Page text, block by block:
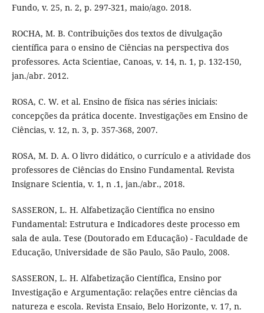
Fundo, v. 25, n. 2, p. 297-321, maio/ago. 2018.
ROCHA, M. B. Contribuições dos textos de divulgação
científica para o ensino de Ciências na perspectiva dos
professores. Acta Scientiae, Canoas, v. 14, n. 1, p. 132-150,
jan./abr. 2012.
ROSA, C. W. et al. Ensino de física nas séries iniciais:
concepções da prática docente. Investigações em Ensino de
Ciências, v. 12, n. 3, p. 357-368, 2007.
ROSA, M. D. A. O livro didático, o currículo e a atividade dos
professores de Ciências do Ensino Fundamental. Revista
Insignare Scientia, v. 1, n .1, jan./abr., 2018.
SASSERON, L. H. Alfabetização Científica no ensino
Fundamental: Estrutura e Indicadores deste processo em
sala de aula. Tese (Doutorado em Educação) - Faculdade de
Educação, Universidade de São Paulo, São Paulo, 2008.
SASSERON, L. H. Alfabetização Científica, Ensino por
Investigação e Argumentação: relações entre ciências da
natureza e escola. Revista Ensaio, Belo Horizonte, v. 17, n.